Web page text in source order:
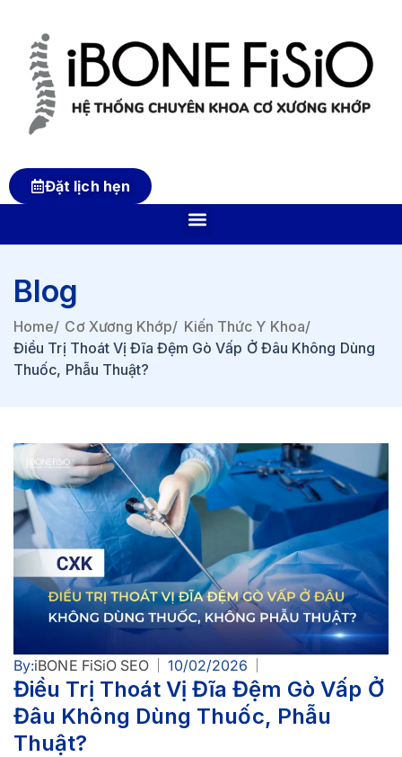
Đặt lịch hẹn
Blog
Home/ Cơ Xương Khớp/ Kiến Thức Y Khoa/
Điều Trị Thoát Vị Đĩa Đệm Gò Vấp Ở Đâu Không Dùng
Thuốc, Phẫu Thuật?
By:iBONE FiSiO SEO 10/02/2026
Điều Trị Thoát Vị Đĩa Đệm Gò Vấp Ở
Đâu Không Dùng Thuốc, Phẫu
Thuật?